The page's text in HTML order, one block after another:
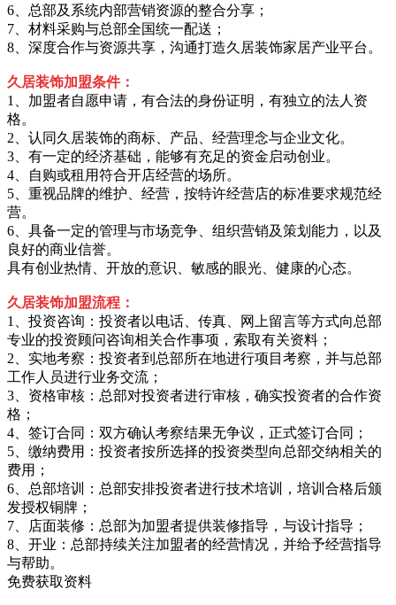
6、总部及系统内部营销资源的整合分享；
7、材料采购与总部全国统一配送；
8、深度合作与资源共享，沟通打造久居装饰家居产业平台。
久居装饰加盟条件：
1、加盟者自愿申请，有合法的身份证明，有独立的法人资
格。
2、认同久居装饰的商标、产品、经营理念与企业文化。
3、有一定的经济基础，能够有充足的资金启动创业。
4、自购或租用符合开店经营的场所。
5、重视品牌的维护、经营，按特许经营店的标准要求规范经
营。
6、具备一定的管理与市场竞争、组织营销及策划能力，以及
良好的商业信誉。
具有创业热情、开放的意识、敏感的眼光、健康的心态。
久居装饰加盟流程：
1、投资咨询：投资者以电话、传真、网上留言等方式向总部
专业的投资顾问咨询相关合作事项，索取有关资料；
2、实地考察：投资者到总部所在地进行项目考察，并与总部
工作人员进行业务交流；
3、资格审核：总部对投资者进行审核，确实投资者的合作资
格；
4、签订合同：双方确认考察结果无争议，正式签订合同；
5、缴纳费用：投资者按所选择的投资类型向总部交纳相关的
费用；
6、总部培训：总部安排投资者进行技术培训，培训合格后颁
发授权铜牌；
7、店面装修：总部为加盟者提供装修指导，与设计指导；
8、开业：总部持续关注加盟者的经营情况，并给予经营指导
与帮助。
免费获取资料